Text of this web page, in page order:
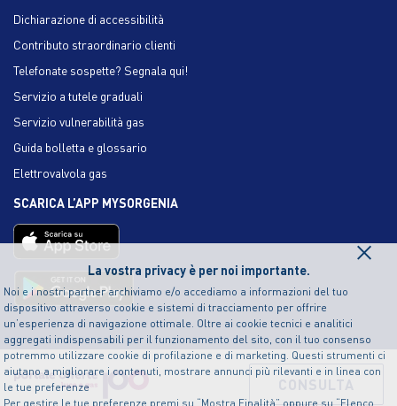
La vostra privacy è per noi importante.
Noi e i nostri partner archiviamo e/o accediamo a informazioni del tuo
dispositivo attraverso cookie e sistemi di tracciamento per offrire
un’esperienza di navigazione ottimale. Oltre ai cookie tecnici e analitici
aggregati indispensabili per il funzionamento del sito, con il tuo consenso
potremmo utilizzare cookie di profilazione e di marketing. Questi strumenti ci
aiutano a migliorare i contenuti, mostrare annunci più rilevanti e in linea con
le tue preferenze
Per gestire le tue preferenze premi su “Mostra Finalità” oppure su “Elenco
×
Dichiarazione di accessibilità
Contributo straordinario clienti
Telefonate sospette? Segnala qui!
Servizio a tutele graduali
Servizio vulnerabilità gas
Guida bolletta e glossario
Elettrovalvola gas
SCARICA L’APP MYSORGENIA